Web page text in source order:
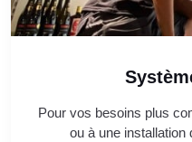
Pour vos besoins plus
ou à une installation